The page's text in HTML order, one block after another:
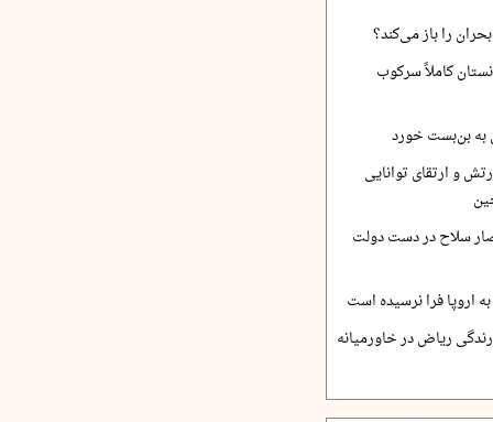
را باز می‌کند؟
کاملاً سرکوب
به بن‌بست خورد
و ارتقای توانایی
سلاح در دست دولت
اروپا فرا نرسیده است
ریاض در خاورمیانه